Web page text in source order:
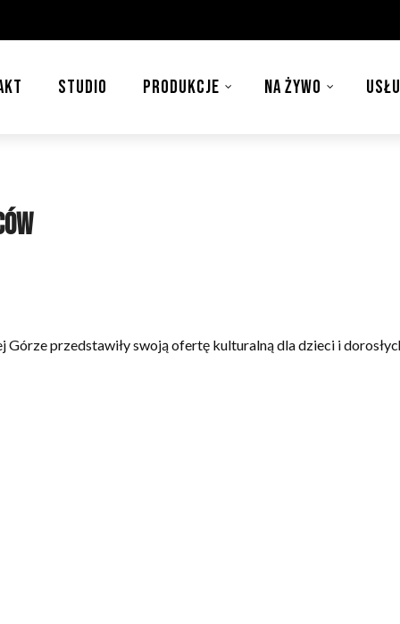
STUDIO PRODUKCJE NA ŻYWO
Górze przedstawiły swoją ofertę kulturalną dla dzieci i